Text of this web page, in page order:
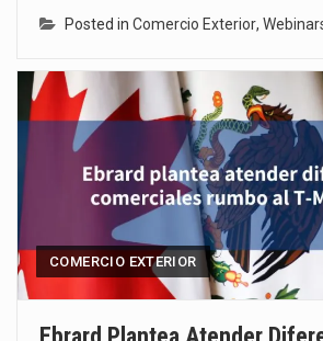
Posted in Comercio Exterior,
COMERCIO EXTERIOR